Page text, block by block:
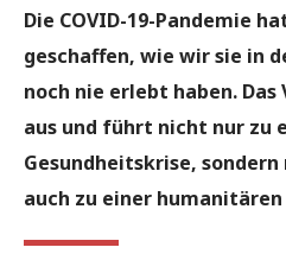
Die COVID-19-Pandemie
geschaffen, wie wir sie in
noch nie erlebt haben.
aus und führt nicht nur zu
Gesundheitskrise,
auch zu einer humanitären